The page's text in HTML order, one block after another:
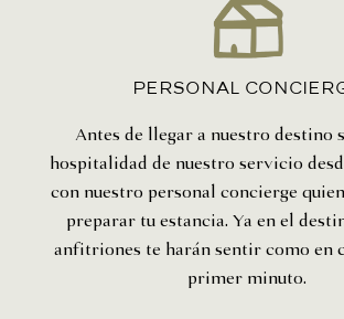
PERSONAL
Antes de llegar a nuestro destino
hospitalidad de nuestro servicio
con nuestro personal concierge
preparar tu estancia. Ya en el
anfitriones te harán sentir como en
primer minuto.